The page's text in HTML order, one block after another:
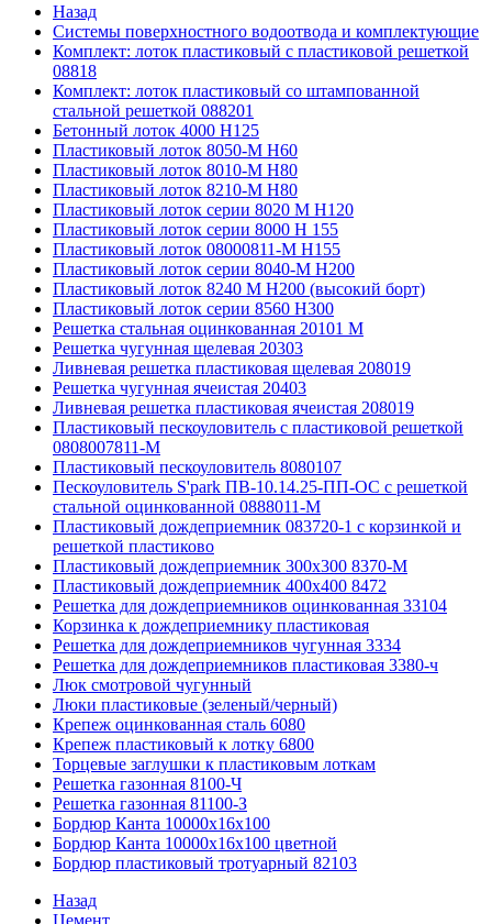
Назад
Системы поверхностного водоотвода и комплектующие
Комплект: лоток пластиковый с пластиковой решеткой
08818
Комплект: лоток пластиковый со штампованной
стальной решеткой 088201
Бетонный лоток 4000 Н125
Пластиковый лоток 8050-М H60
Пластиковый лоток 8010-М H80
Пластиковый лоток 8210-М H80
Пластиковый лоток серии 8020 М H120
Пластиковый лоток серии 8000 Н 155
Пластиковый лоток 08000811-М H155
Пластиковый лоток серии 8040-М H200
Пластиковый лоток 8240 M H200 (высокий борт)
Пластиковый лоток серии 8560 Н300
Решетка стальная оцинкованная 20101 М
Решетка чугунная щелевая 20303
Ливневая решетка пластиковая щелевая 208019
Решетка чугунная ячеистая 20403
Ливневая решетка пластиковая ячеистая 208019
Пластиковый пескоуловитель с пластиковой решеткой
0808007811-М
Пластиковый пескоуловитель 8080107
Пескоуловитель S'park ПВ-10.14.25-ПП-ОС с решеткой
стальной оцинкованной 0888011-М
Пластиковый дождеприемник 083720-1 c корзинкой и
решеткой пластиково
Пластиковый дождеприемник 300x300 8370-М
Пластиковый дождеприемник 400x400 8472
Решетка для дождеприемников оцинкованная 33104
Корзинка к дождеприемнику пластиковая
Решетка для дождеприемников чугунная 3334
Решетка для дождеприемников пластиковая 3380-ч
Люк смотровой чугунный
Люки пластиковые (зеленый/черный)
Крепеж оцинкованная сталь 6080
Крепеж пластиковый к лотку 6800
Торцевые заглушки к пластиковым лоткам
Решетка газонная 8100-Ч
Решетка газонная 81100-З
Бордюр Канта 10000x16x100
Бордюр Канта 10000x16x100 цветной
Бордюр пластиковый тротуарный 82103
Назад
Цемент